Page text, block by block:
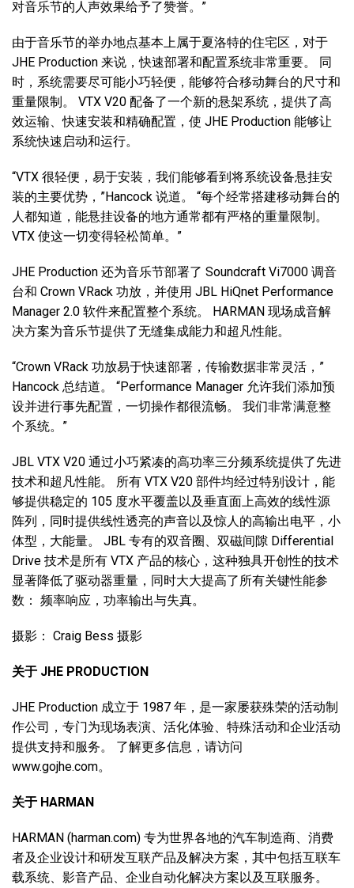
对音乐节的人声效果给予了赞誉。”
由于音乐节的举办地点基本上属于夏洛特的住宅区，对于
JHE Production 来说，快速部署和配置系统非常重要。 同
时，系统需要尽可能小巧轻便，能够符合移动舞台的尺寸和
重量限制。 VTX V20 配备了一个新的悬架系统，提供了高
效运输、快速安装和精确配置，使 JHE Production 能够让
系统快速启动和运行。
“VTX 很轻便，易于安装，我们能够看到将系统设备悬挂安
装的主要优势，”Hancock 说道。 “每个经常搭建移动舞台的
人都知道，能悬挂设备的地方通常都有严格的重量限制。
VTX 使这一切变得轻松简单。”
JHE Production 还为音乐节部署了 Soundcraft Vi7000 调音
台和 Crown VRack 功放，并使用 JBL HiQnet Performance
Manager 2.0 软件来配置整个系统。 HARMAN 现场成音解
决方案为音乐节提供了无缝集成能力和超凡性能。
“Crown VRack 功放易于快速部署，传输数据非常灵活，”
Hancock 总结道。 “Performance Manager 允许我们添加预
设并进行事先配置，一切操作都很流畅。 我们非常满意整
个系统。”
JBL VTX V20 通过小巧紧凑的高功率三分频系统提供了先进
技术和超凡性能。 所有 VTX V20 部件均经过特别设计，能
够提供稳定的 105 度水平覆盖以及垂直面上高效的线性源
阵列，同时提供线性透亮的声音以及惊人的高输出电平，小
体型，大能量。 JBL 专有的双音圈、双磁间隙 Differential
Drive 技术是所有 VTX 产品的核心，这种独具开创性的技术
显著降低了驱动器重量，同时大大提高了所有关键性能参
数： 频率响应，功率输出与失真。
摄影： Craig Bess 摄影
关于 JHE PRODUCTION
JHE Production 成立于 1987 年，是一家屡获殊荣的活动制
作公司，专门为现场表演、活化体验、特殊活动和企业活动
提供支持和服务。 了解更多信息，请访问
www.gojhe.com。
关于 HARMAN
HARMAN (harman.com) 专为世界各地的汽车制造商、消费
者及企业设计和研发互联产品及解决方案，其中包括互联车
载系统、影音产品、企业自动化解决方案以及互联服务。